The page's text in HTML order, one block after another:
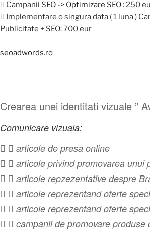
 Campanii SEO -> Optimizare SEO: 250
 Implementare o singura data ( 1 luna )
Publicitate + SEO: 700 eur
seoadwords.ro
Crearea unei identitati vizuale ”
Comunicare vizuala:
  articole de presa online
  articole privind promovarea unui
  articole repzezentative despre
  articole reprezentand oferte
  articole reprezentand oferte
  campanii de promovare produse